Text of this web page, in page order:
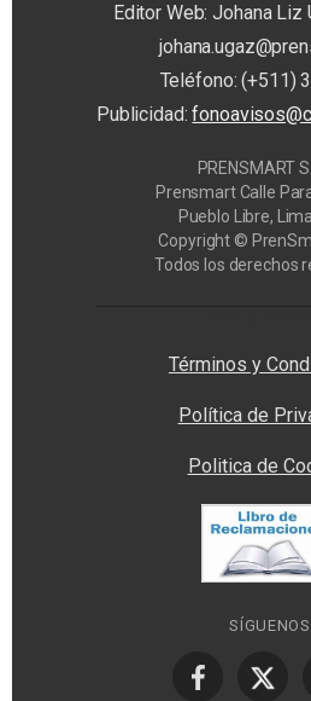
Editor Web: Johana Liz
Teléfono: (+511)
Publicidad:
PRENSMART
Prensmart Calle
Pueblo Libre,
Copyright ©
Todos los derechos
Términos y
Política de
Politica de
SÍGUENOS